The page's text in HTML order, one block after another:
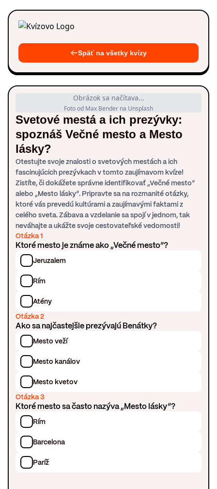
Späť na všetky kvízy
Obrázok sa načítava...
Foto od Max Bender na Unsplash
Svetové mestá a ich prezývky:
spoznáš Večné mesto a Mesto
lásky?
Otestujte svoje znalosti o svetových mestách a ich
fascinujúcich prezývkach v tomto zaujímavom kvíze!
Zistíte, či dokážete správne identifikovať „Večné mesto“
alebo „Mesto lásky“. Pripravte sa na rozmanité otázky,
ktoré vás prevedú kultúrami a zaujímavými faktami z
celého sveta. Zábava a vzdelanie sa spojí v jednom, tak
neváhajte a ukážte svoje cestovateľské vedomosti!
Otázka 1
Ktoré mesto je známe ako „Večné mesto“?
Jeruzalem
Rím
Atény
Otázka 2
Ako sa najčastejšie prezývajú Benátky?
Mesto veží
Mesto kanálov
Mesto kvetov
Otázka 3
Ktoré mesto sa často nazýva „Mesto lásky“?
Rím
Barcelona
Paríž